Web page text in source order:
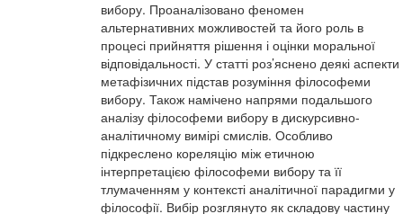
вибору. Проаналізовано феномен
альтернативних можливостей та його роль в
процесі прийняття рішення і оцінки моральної
відповідальності. У статті роз’яснено деякі аспекти
метафізичних підстав розуміння філософеми
вибору. Також намічено напрями подальшого
аналізу філософеми вибору в дискурсивно-
аналітичному вимірі смислів. Особливо
підкреслено кореляцію між етичною
інтерпретацією філософеми вибору та її
тлумаченням у контексті аналітичної парадигми у
філософії. Вибір розглянуто як складову частину